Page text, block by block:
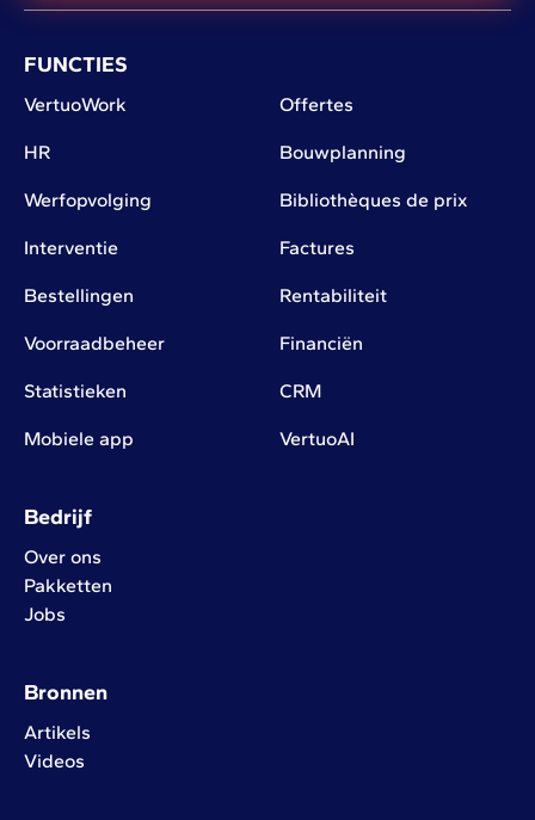
FUNCTIES
VertuoWork Offertes
HR Bouwplanning
Werfopvolging Bibliothèques de prix
Interventie Factures
Bestellingen Rentabiliteit
Voorraadbeheer Financiën
Statistieken CRM
Mobiele app VertuoAI
Bedrijf
Over ons
Pakketten
Jobs
Bronnen
Artikels
Videos